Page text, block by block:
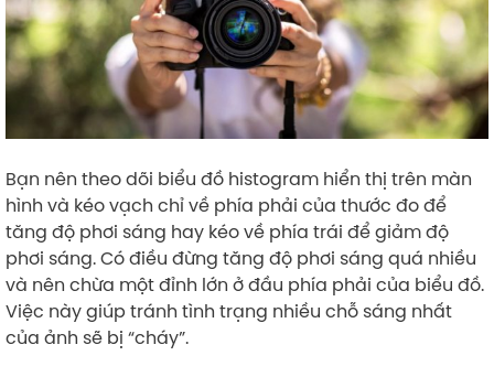
Bạn nên theo dõi biểu đồ histogram hiển thị trên màn
hình và kéo vạch chỉ về phía phải của thước đo để
tăng độ phơi sáng hay kéo về phía trái để giảm độ
phơi sáng. Có điều đừng tăng độ phơi sáng quá nhiều
và nên chừa một đỉnh lớn ở đầu phía phải của biểu đồ.
Việc này giúp tránh tình trạng nhiều chỗ sáng nhất
của ảnh sẽ bị “cháy”.